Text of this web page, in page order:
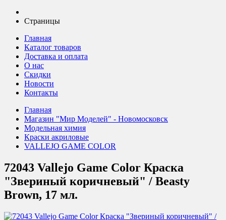
Страницы
Главная
Каталог товаров
Доставка и оплата
О нас
Скидки
Новости
Контакты
Главная
Магазин "Мир Моделей" - Новомосковск
Модельная химия
Краски акриловые
VALLEJO GAME COLOR
72043 Vallejo Game Color Краска
"Звериный коричневый" / Beasty
Brown, 17 мл.